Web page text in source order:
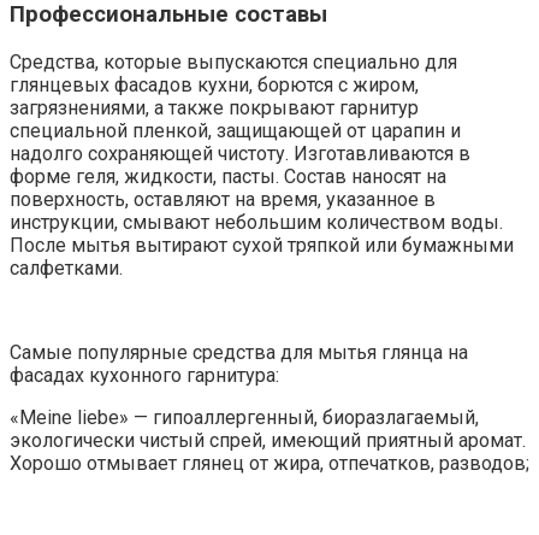
Профессиональные составы
Средства, которые выпускаются специально для
глянцевых фасадов кухни, борются с жиром,
загрязнениями, а также покрывают гарнитур
специальной пленкой, защищающей от царапин и
надолго сохраняющей чистоту. Изготавливаются в
форме геля, жидкости, пасты. Состав наносят на
поверхность, оставляют на время, указанное в
инструкции, смывают небольшим количеством воды.
После мытья вытирают сухой тряпкой или бумажными
салфетками.
Самые популярные средства для мытья глянца на
фасадах кухонного гарнитура:
«Meine liebe» — гипоаллергенный, биоразлагаемый,
экологически чистый спрей, имеющий приятный аромат.
Хорошо отмывает глянец от жира, отпечатков, разводов;